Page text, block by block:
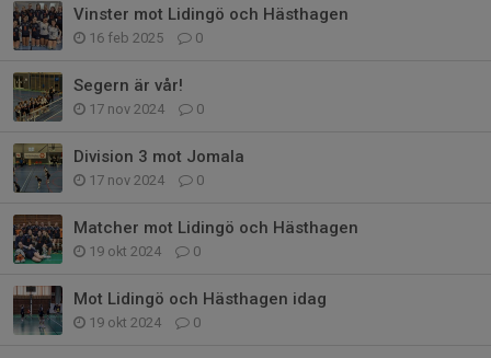
Vinster mot Lidingö och Hästhagen
16 feb 2025 0
Segern är vår!
17 nov 2024 0
Division 3 mot Jomala
17 nov 2024 0
Matcher mot Lidingö och Hästhagen
19 okt 2024 0
Mot Lidingö och Hästhagen idag
19 okt 2024 0